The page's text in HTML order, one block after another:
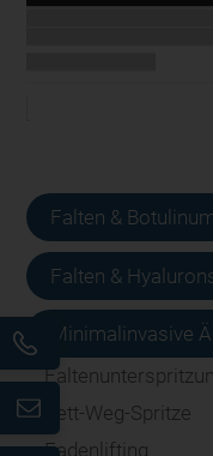
Falten &
Falten &
Minimalinvasive
Fett-Weg-Spritze
Fadenlifting